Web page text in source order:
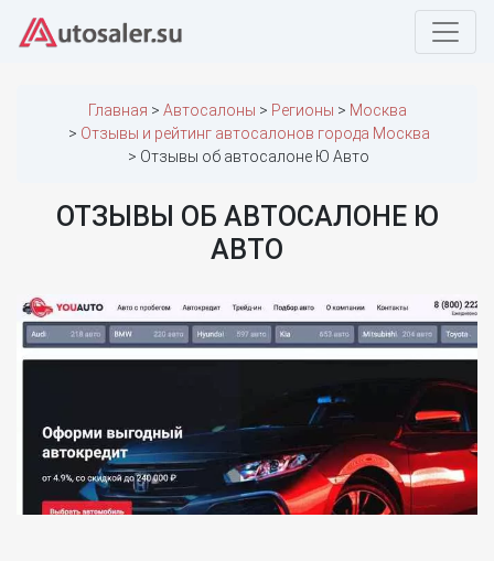
Главная Автосалоны Регионы
Москва
Отзывы и рейтинг автосалонов города Москва
Отзывы об автосалоне Ю Авто
ОТЗЫВЫ ОБ АВТОСАЛОНЕ Ю
АВТО